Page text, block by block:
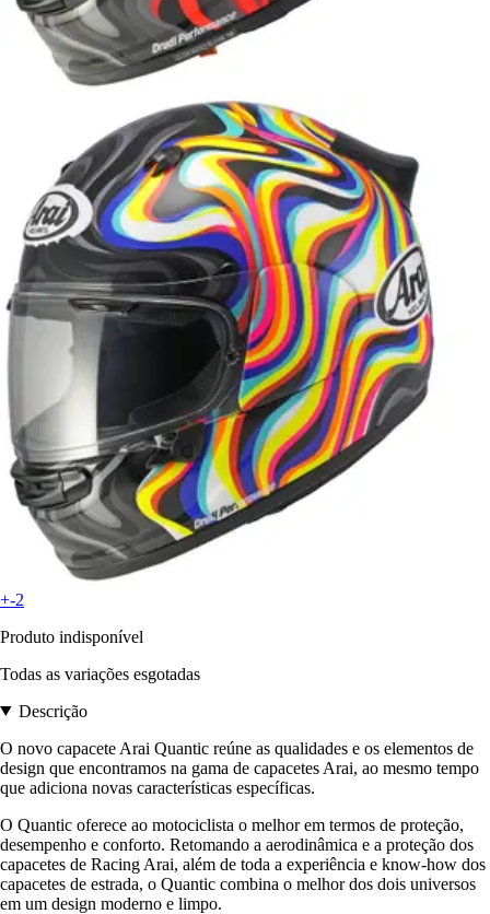
+-2
Produto indisponível
Todas as variações esgotadas
Descrição
O novo capacete Arai Quantic reúne as qualidades e os elementos de
design que encontramos na gama de capacetes Arai, ao mesmo tempo
que adiciona novas características específicas.
O Quantic oferece ao motociclista o melhor em termos de proteção,
desempenho e conforto. Retomando a aerodinâmica e a proteção dos
capacetes de Racing Arai, além de toda a experiência e know-how dos
capacetes de estrada, o Quantic combina o melhor dos dois universos
em um design moderno e limpo.